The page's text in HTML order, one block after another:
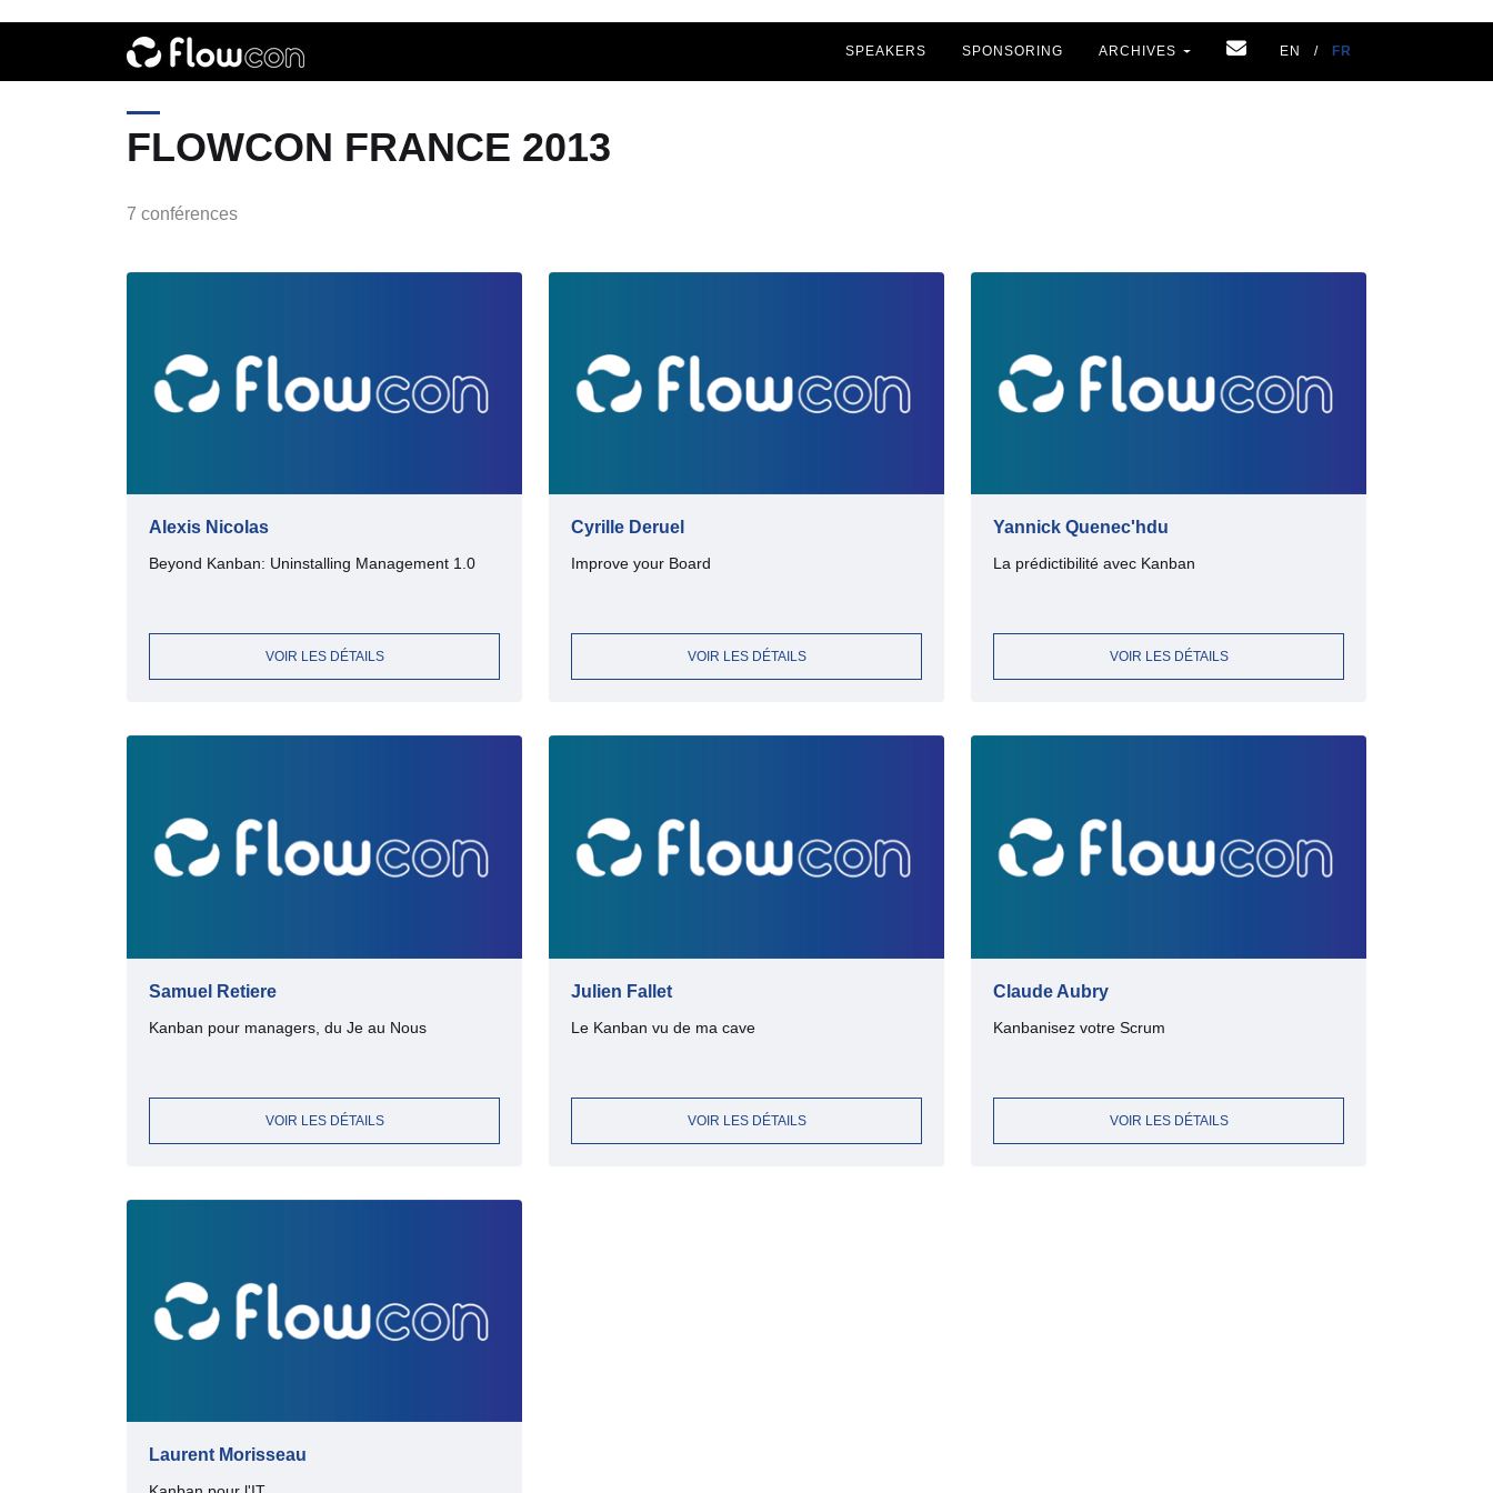
SPEAKERS SPONSORING ARCHIVES EN / FR
FLOWCON FRANCE 2013
7 conférences
Alexis Nicolas
Beyond Kanban: Uninstalling Management 1.0
VOIR LES DÉTAILS
Cyrille Deruel
Improve your Board
VOIR LES DÉTAILS
Yannick Quenec'hdu
La prédictibilité avec Kanban
VOIR LES DÉTAILS
Samuel Retiere
Kanban pour managers, du Je au Nous
VOIR LES DÉTAILS
Julien Fallet
Le Kanban vu de ma cave
VOIR LES DÉTAILS
Claude Aubry
Kanbanisez votre Scrum
VOIR LES DÉTAILS
Laurent Morisseau